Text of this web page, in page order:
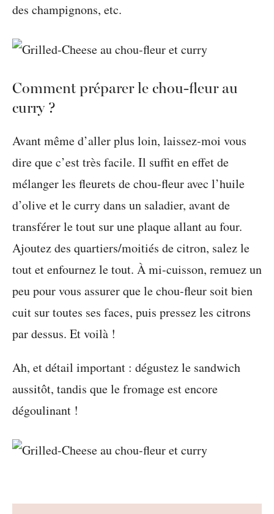
des champignons, etc.
Comment préparer le chou-fleur au
curry ?
Avant même d’aller plus loin, laissez-moi vous
dire que c’est très facile. Il suffit en effet de
mélanger les fleurets de chou-fleur avec l’huile
d’olive et le curry dans un saladier, avant de
transférer le tout sur une plaque allant au four.
Ajoutez des quartiers/moitiés de citron, salez le
tout et enfournez le tout. À mi-cuisson, remuez un
peu pour vous assurer que le chou-fleur soit bien
cuit sur toutes ses faces, puis pressez les citrons
par dessus. Et voilà !
Ah, et détail important : dégustez le sandwich
aussitôt, tandis que le fromage est encore
dégoulinant !